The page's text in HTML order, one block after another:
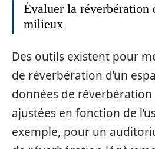
Évaluer la réverbération
milieux
Des outils existent pour
de réverbération d’un
données de
ajustées en fonction de
exemple, pour un